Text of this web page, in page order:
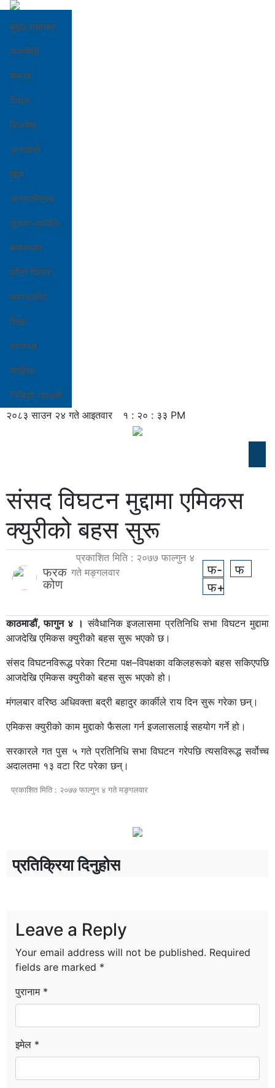
मुख्य समाचार
राजनीती
समाज
विचार
बिजनेस
अन्तर्वार्ता
खेल
अन्तरास्ट्रिय
सूचना-प्रबिधि
मनोरन्जन
फोटो फिचर
सम्पादकीय
शिक्षा
स्वास्थ्य
साहित्य
भिडियो ग्यालरी
२०८३ साउन २४ गते आइतवार
१ : २० : ३४ PM
संसद विघटन मुद्दामा एमिकस
क्युरीको बहस सुरू
फरक
कोण
प्रकाशित मिति : २०७७ फाल्गुन ४
गते मङ्गलवार
फ-
फ
फ+
काठमाडौं, फागुन ४ । संवैधानिक इजलासमा प्रतिनिधि सभा विघटन मुद्दामा
आजदेखि एमिकस क्युरीको बहस सुरू भएको छ।
संसद विघटनविरूद्ध परेका रिटमा पक्ष–विपक्षका वकिलहरूको बहस सकिएपछि
आजदेखि एमिकस क्युरीको बहस सुरू भएको हो।
मंगलबार वरिष्ठ अधिवक्ता बद्री बहादुर कार्कीले राय दिन सुरू गरेका छन्।
एमिकस क्युरीको काम मुद्दाको फैसला गर्न इजलासलाई सहयोग गर्ने हो।
सरकारले गत पुस ५ गते प्रतिनिधि सभा विघटन गरेपछि त्यसविरूद्ध सर्वोच्च
अदालतमा १३ वटा रिट परेका छन्।
प्रकाशित मिति : २०७७ फाल्गुन ४ गते मङ्गलवार
प्रतिक्रिया दिनुहोस
Leave a Reply
Your email address will not be published. Required
fields are marked *
पुरानाम *
इमेल *